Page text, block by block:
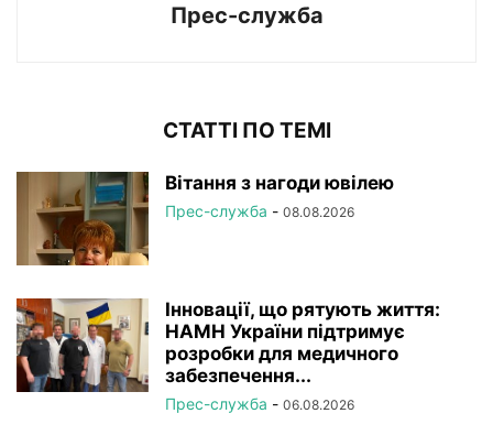
Прес-служба
СТАТТІ ПО ТЕМІ
Вітання з нагоди ювілею
Прес-служба - 08.08.2026
Інновації, що рятують життя:
НАМН України підтримує
розробки для медичного
забезпечення...
Прес-служба - 06.08.2026